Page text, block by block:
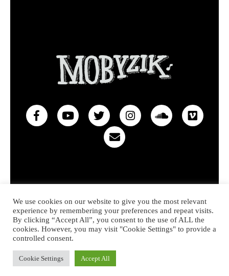
© 2022 MOBYZIK – Made with heart in Hossegor
We use cookies on our website to give you the most relevant
experience by remembering your preferences and repeat visits.
By clicking “Accept All”, you consent to the use of ALL the
cookies. However, you may visit "Cookie Settings" to provide a
controlled consent.
Cookie Settings Accept All